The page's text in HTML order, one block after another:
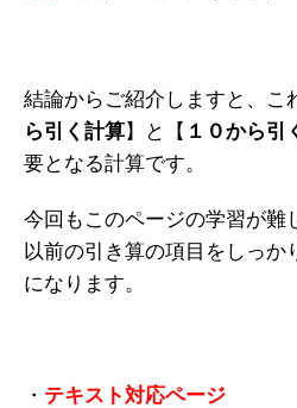
結論からご紹介しますと、こ
ら引く計算】と【 １０から引
要となる計算です。
今回もこのページの学習が難
以前の引き算の項目をしっか
になります。
・ テキスト対応ページ